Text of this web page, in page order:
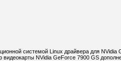
системой Linux драйвера для
NVidia GeForce 7900 GS